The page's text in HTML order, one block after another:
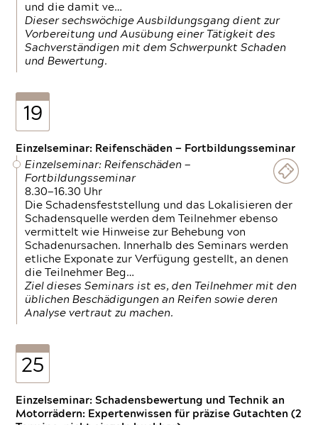
und die damit ve…
Dieser sechswöchige Ausbildungsgang dient zur
Vorbereitung und Ausübung einer Tätigkeit des
Sachverständigen mit dem Schwerpunkt Schaden
und Bewertung.
19
Einzelseminar: Reifenschäden — Fortbildungsseminar
Einzelseminar: Reifenschäden —
Fortbildungsseminar
8.30—16.30 Uhr
Die Schadensfeststellung und das Lokalisieren der
Schadensquelle werden dem Teilnehmer ebenso
vermittelt wie Hinweise zur Behebung von
Schadenursachen. Innerhalb des Seminars werden
etliche Exponate zur Verfügung gestellt, an denen
die Teilnehmer Beg…
Ziel dieses Seminars ist es, den Teilnehmer mit den
üblichen Beschädigungen an Reifen sowie deren
Analyse vertraut zu machen.
25
Einzelseminar: Schadensbewertung und Technik an
Motorrädern: Expertenwissen für präzise Gutachten (2